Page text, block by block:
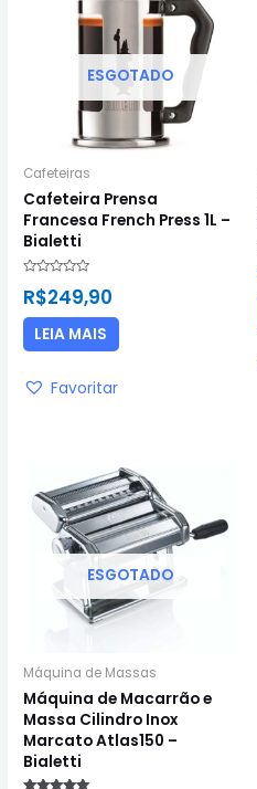
ESGOTADO
Cafeteiras
Cafeteira Prensa
Francesa French Press 1L –
Bialetti
0
5
R$249,90
LEIA MAIS
Favoritar
ESGOTADO
Máquina de Massas
Máquina de Macarrão e
Massa Cilindro Inox
Marcato Atlas150 –
Bialetti